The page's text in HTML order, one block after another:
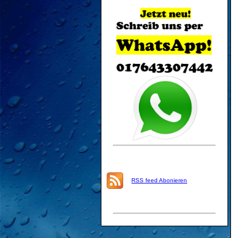
RSS feed Abonieren